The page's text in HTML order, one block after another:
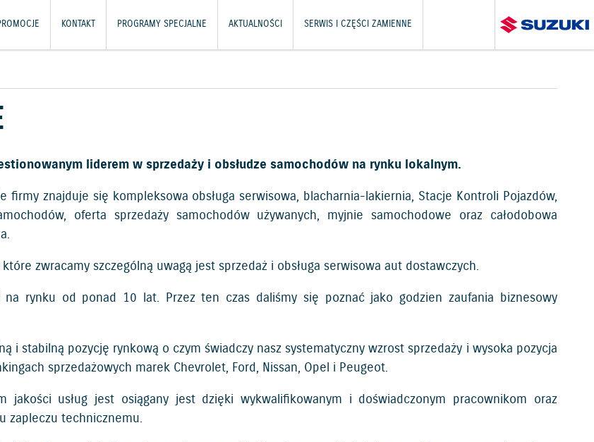
KONTAKT PROGRAMY SPECJALNE AKTUALNOŚCI SERWIS I CZĘŚCI ZAMIENNE
liderem w sprzedaży i obsłudze samochodów na rynku lokalnym.
firmy znajduje się kompleksowa obsługa serwisowa, blacharnia-lakiernia, Stacje Kontroli Pojazdów,
oferta sprzedaży samochodów używanych, myjnie samochodowe oraz całodobowa
zwracamy szczególną uwagą jest sprzedaż i obsługa serwisowa aut dostawczych.
na rynku od ponad 10 lat. Przez ten czas daliśmy się poznać jako godzien zaufania biznesowy
i stabilną pozycję rynkową o czym świadczy nasz systematyczny wzrost sprzedaży i wysoka pozycja
sprzedażowych marek Chevrolet, Ford, Nissan, Opel i Peugeot.
jakości usług jest osiągany jest dzięki wykwalifikowanym i doświadczonym pracownikom oraz
zapleczu technicznemu.